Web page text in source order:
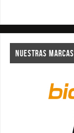
NUESTRAS MARCAS